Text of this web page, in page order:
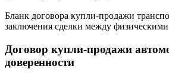
Бланк договора купли-продажи
заключения сделки между
Договор купли-продажи
доверенности